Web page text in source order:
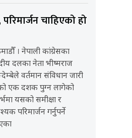
चाहिएको हो
। नेपाली कांग्रेसका
दलका नेता भीष्मराज
वर्तमान संविधान जारी
एक दशक पुग्न लागेको
यसको समीक्षा र
परिमार्जन गर्नुपर्ने